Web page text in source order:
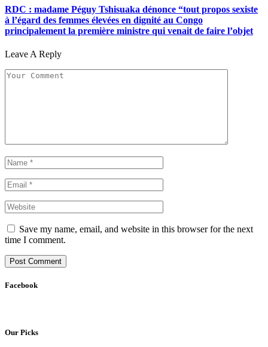
RDC : madame Péguy Tshisuaka dénonce “tout propos sexiste
à l’égard des femmes élevées en dignité au Congo
principalement la première ministre qui venait de faire l’objet
Leave A Reply
Save my name, email, and website in this browser for the next
time I comment.
Facebook
Our Picks